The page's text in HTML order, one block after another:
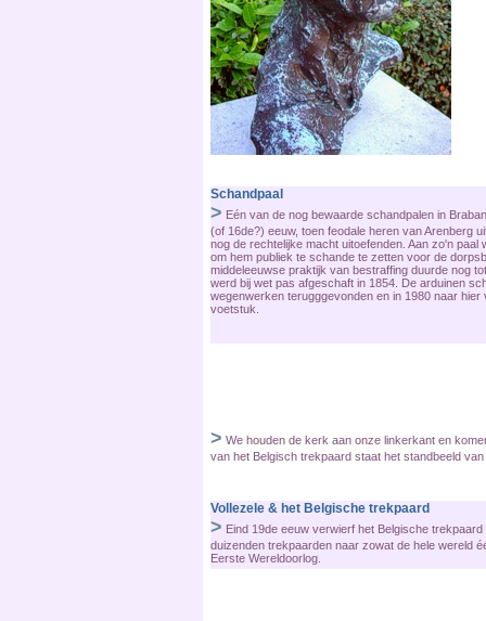
> We houden de kerk aan onze linkerkant en
van het Belgisch trekpaard staat het standbeeld van
Vollezele & het Belgische trekpaard
> Eind 19de eeuw verwierf het Belgische
duizenden trekpaarden naar zowat de hele wereld
Eerste Wereldoorlog.
Schandpaal
> Eén van de nog bewaarde schandpalen in
(of 16de?) eeuw, toen feodale heren van Arenberg
nog de rechtelijke macht uitoefenden. Aan zo'n paal
om hem publiek te schande te zetten voor de
middeleeuwse praktijk van bestraffing duurde nog
werd bij wet pas afgeschaft in 1854. De arduinen
wegenwerken terugggevonden en in 1980 naar hier
voetstuk.